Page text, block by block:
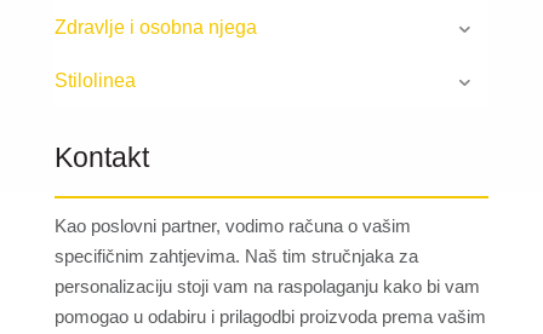
Zdravlje i osobna njega
Stilolinea
Kontakt
Kao poslovni partner, vodimo računa o vašim
specifičnim zahtjevima. Naš tim stručnjaka za
personalizaciju stoji vam na raspolaganju kako bi vam
pomogao u odabiru i prilagodbi proizvoda prema vašim